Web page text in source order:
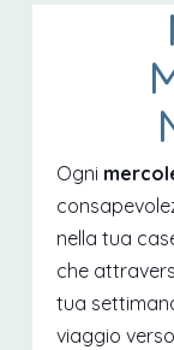
Ogni
nella tua
che
tua
viaggio